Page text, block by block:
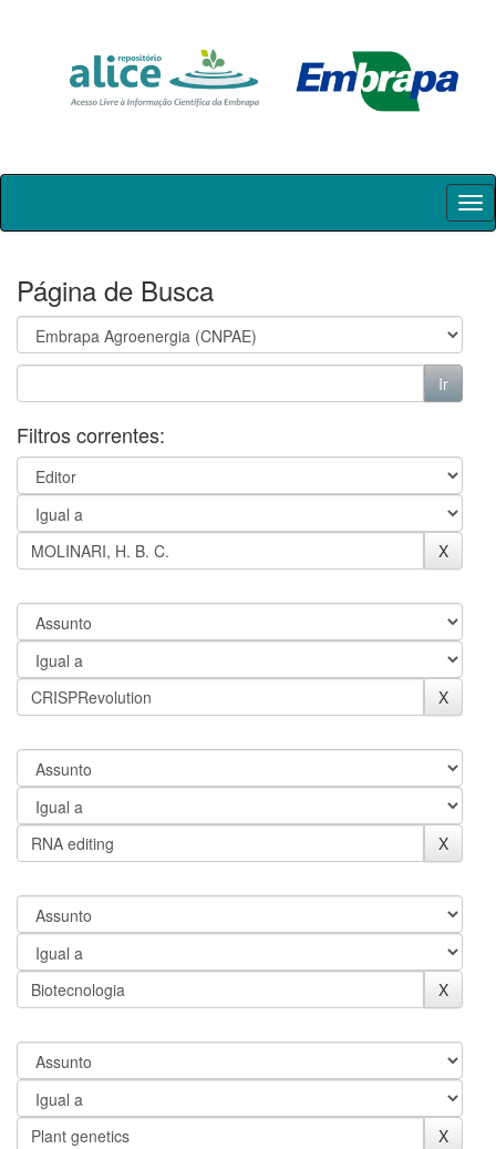
Skip
Página de Busca
Filtros correntes: